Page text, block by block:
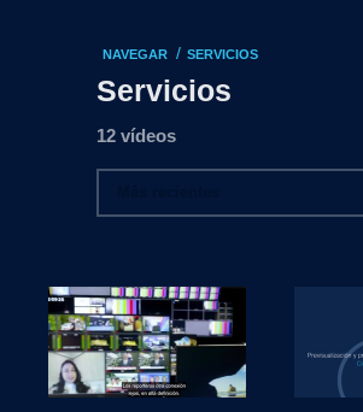
NAVEGAR / SERVICIOS
Servicios
12 vídeos